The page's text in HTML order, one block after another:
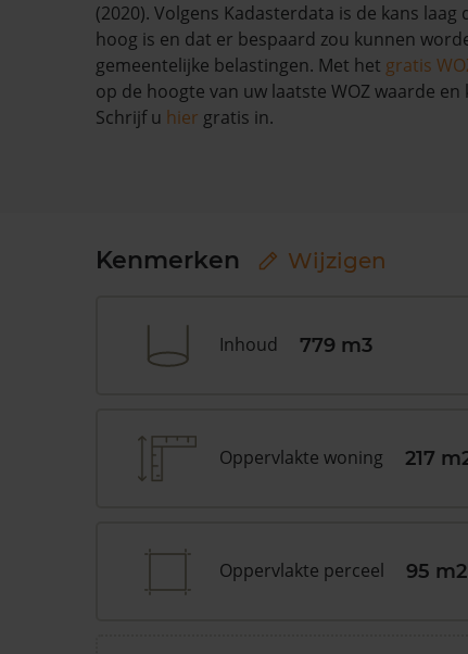
(2020). Volgens Kadasterdata is de kans laag
hoog is en dat er bespaard zou kunnen
gemeentelijke belastingen. Met het gratis
op de hoogte van uw laatste WOZ waarde
Schrijf u hier gratis in.
Kenmerken Wijzigen
Inhoud 779 m3
Oppervlakte woning 217
Oppervlakte perceel 95 m2